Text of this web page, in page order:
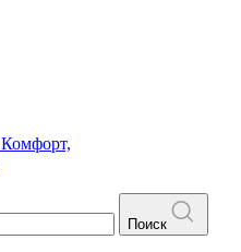
Комфорт,
Поиск